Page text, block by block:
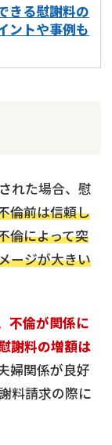
きる慰謝料の
ントや事例も
れた場合、慰
倫前は信頼し
倫によって突
ージが大きい
不倫が関係に
謝料の増額は
婦関係が良好
料請求の際に